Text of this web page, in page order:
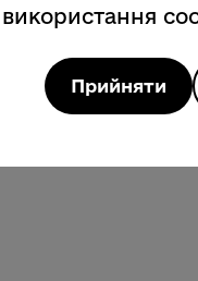
Прийняти